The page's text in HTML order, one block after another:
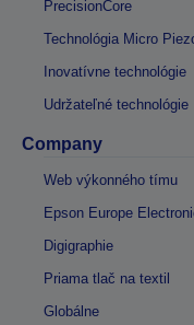
PrecisionCore
Technológia Micro
Inovatívne technológie
Udržateľné technológie
Company
Web výkonného tímu
Epson Europe
Digigraphie
Priama tlač na textil
Globálne